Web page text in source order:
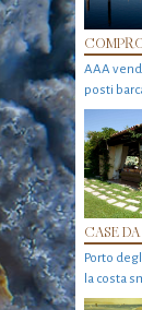
AAA
posti
CASE
Porto
la costa